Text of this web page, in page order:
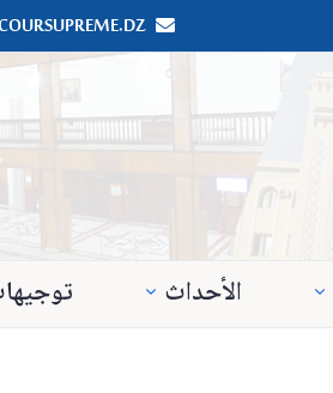


الأحداث